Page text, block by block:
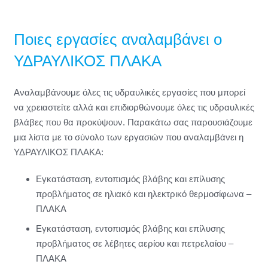
Ποιες εργασίες αναλαμβάνει ο
ΥΔΡΑΥΛΙΚΟΣ ΠΛΑΚΑ
Αναλαμβάνουμε όλες τις υδραυλικές εργασίες που μπορεί
να χρειαστείτε αλλά και επιδιορθώνουμε όλες τις υδραυλικές
βλάβες που θα προκύψουν. Παρακάτω σας παρουσιάζουμε
μια λίστα με το σύνολο των εργασιών που αναλαμβάνει η
ΥΔΡΑΥΛΙΚΟΣ ΠΛΑΚΑ:
Εγκατάσταση, εντοπισμός βλάβης και επίλυσης
προβλήματος σε ηλιακό και ηλεκτρικό θερμοσίφωνα –
ΠΛΑΚΑ
Εγκατάσταση, εντοπισμός βλάβης και επίλυσης
προβλήματος σε λέβητες αερίου και πετρελαίου –
ΠΛΑΚΑ